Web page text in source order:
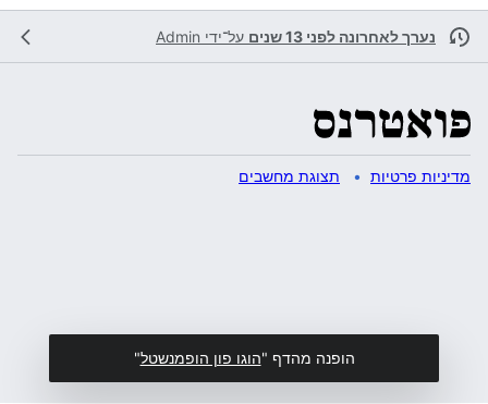
נערך לאחרונה לפני 13 שנים על־ידי Admin
מדיניות פרטיות תצוגת מחשבים
הופנה מהדף "הוגו פון הופמנשטל"